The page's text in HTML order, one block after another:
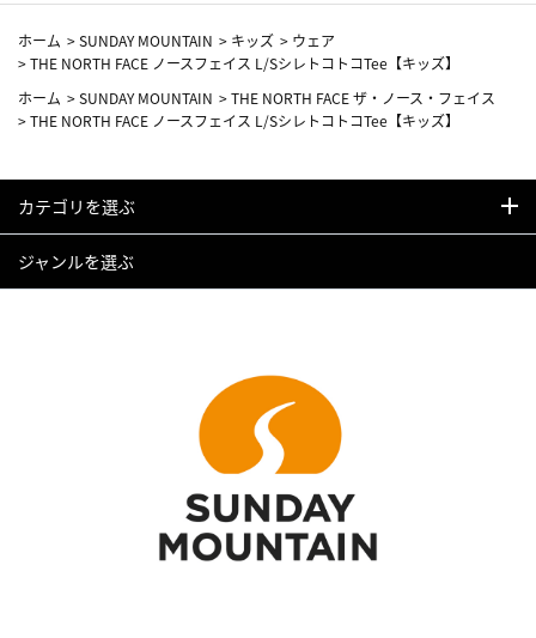
ホーム >SUNDAY MOUNTAIN > キッズ > ウェア
>THE NORTH FACE ノースフェイス L/SシレトコトコTee【キッズ】
ホーム >SUNDAY MOUNTAIN >THE NORTH FACE ザ・ノース・フェイス
>THE NORTH FACE ノースフェイス L/SシレトコトコTee【キッズ】
カテゴリを選ぶ
ジャンルを選ぶ